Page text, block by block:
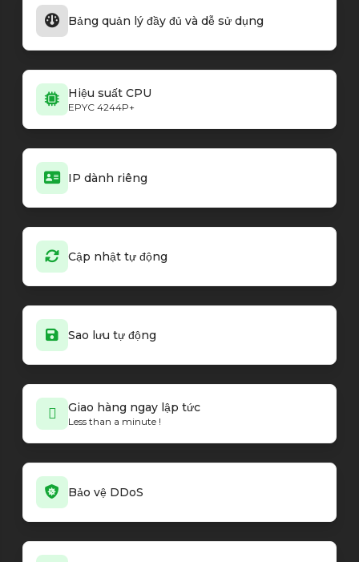
Bảng quản lý đầy đủ và dễ sử dụng
Hiệu suất CPU
EPYC 4244P+
IP dành riêng
Cập nhật tự động
Sao lưu tự động
Giao hàng ngay lập tức
Less than a minute !
Bảo vệ DDoS